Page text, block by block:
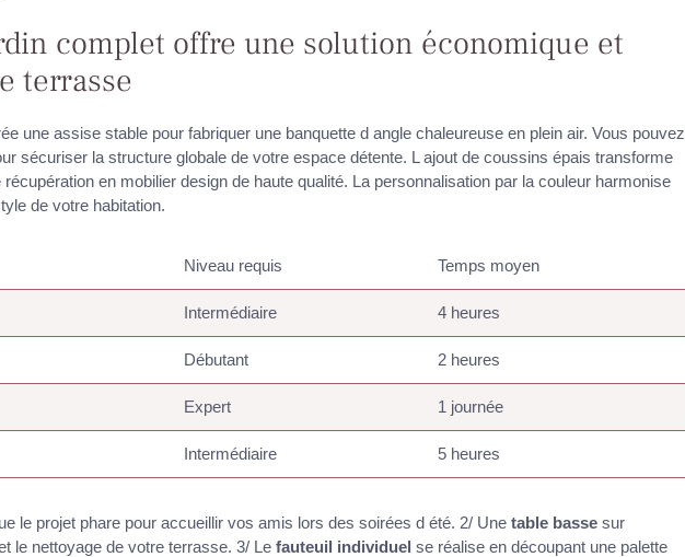
complet offre une solution économique et
terrasse
une assise stable pour fabriquer une banquette d angle chaleureuse en plein air. Vous pouvez
sécuriser la structure globale de votre espace détente. L ajout de coussins épais transforme
en mobilier design de haute qualité. La personnalisation par la couleur harmonise
de votre habitation.
Niveau requis Temps moyen
Intermédiaire 4 heures
Débutant 2 heures
Expert 1 journée
Intermédiaire 5 heures
le projet phare pour accueillir vos amis lors des soirées d été. 2/ Une table basse sur
le nettoyage de votre terrasse. 3/ Le fauteuil individuel se réalise en découpant une palette